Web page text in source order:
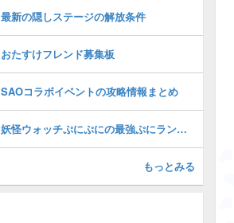
最新の隠しステージの解放条件
おたすけフレンド募集板
SAOコラボイベントの攻略情報まとめ
妖怪ウォッチぷにぷにの最強ぷにランキング！
もっとみる